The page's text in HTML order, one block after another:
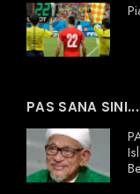
PAS SANA SINI...